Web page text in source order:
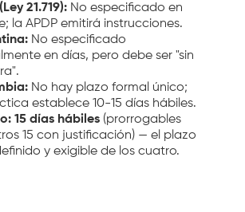
21.719): No especificado en
la APDP emitirá instrucciones.
No especificado
en días, pero debe ser "sin
No hay plazo formal único;
establece 10-15 días hábiles.
15 días hábiles (prorrogables
15 con justificación) — el plazo
y exigible de los cuatro.